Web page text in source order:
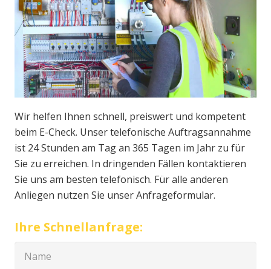
Wir helfen Ihnen schnell, preiswert und kompetent
beim E-Check. Unser telefonische Auftragsannahme
ist 24 Stunden am Tag an 365 Tagen im Jahr zu für
Sie zu erreichen. In dringenden Fällen kontaktieren
Sie uns am besten telefonisch. Für alle anderen
Anliegen nutzen Sie unser Anfrageformular.
Ihre Schnellanfrage: